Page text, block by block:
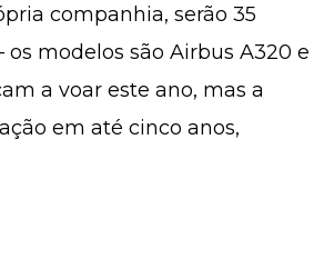
companhia, serão 35
modelos são Airbus A320 e
a voar este ano, mas a
em até cinco anos,